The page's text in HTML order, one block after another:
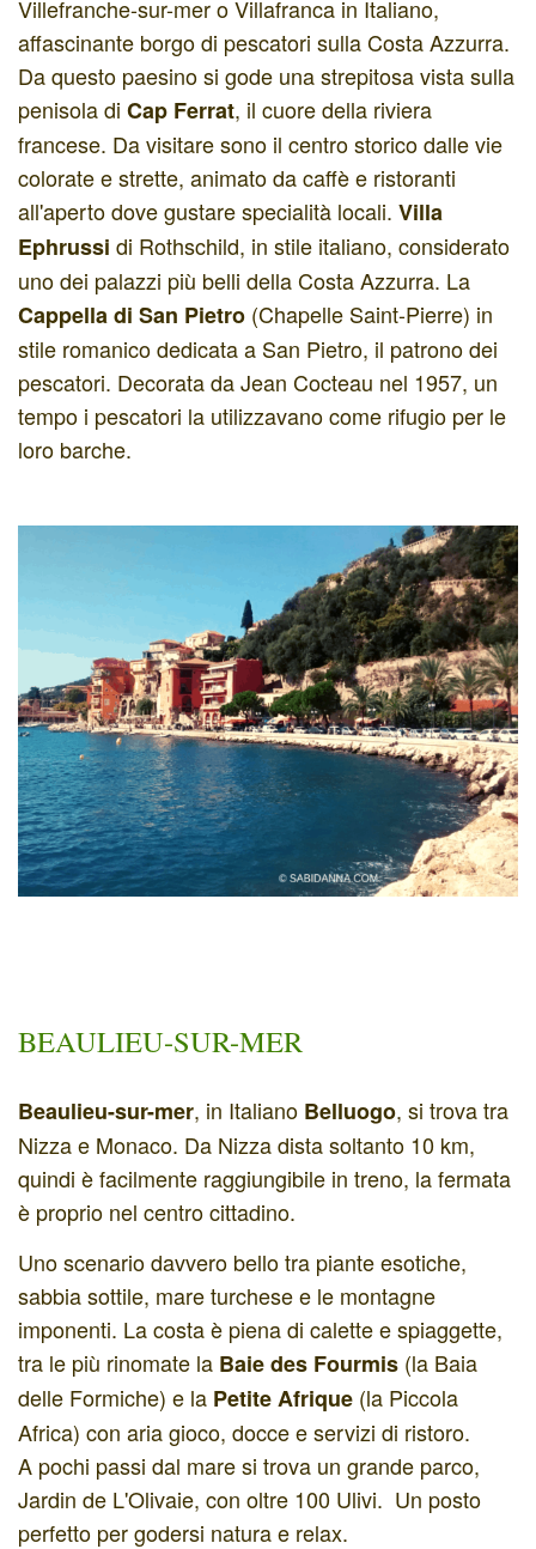
Villefranche-sur-mer o Villafranca in Italiano,
affascinante borgo di pescatori sulla Costa Azzurra.
Da questo paesino si gode una strepitosa vista sulla
penisola di Cap Ferrat, il cuore della riviera
francese. Da visitare sono il centro storico dalle vie
colorate e strette, animato da caffè e ristoranti
all'aperto dove gustare specialità locali. Villa
Ephrussi di Rothschild, in stile italiano, considerato
uno dei palazzi più belli della Costa Azzurra. La
Cappella di San Pietro (Chapelle Saint-Pierre) in
stile romanico dedicata a San Pietro, il patrono dei
pescatori. Decorata da Jean Cocteau nel 1957, un
tempo i pescatori la utilizzavano come rifugio per le
loro barche.
BEAULIEU-SUR-MER
Beaulieu-sur-mer, in Italiano Belluogo, si trova tra
Nizza e Monaco. Da Nizza dista soltanto 10 km,
quindi è facilmente raggiungibile in treno, la fermata
è proprio nel centro cittadino.
Uno scenario davvero bello tra piante esotiche,
sabbia sottile, mare turchese e le montagne
imponenti. La costa è piena di calette e spiaggette,
tra le più rinomate la Baie des Fourmis (la Baia
delle Formiche) e la Petite Afrique (la Piccola
Africa) con aria gioco, docce e servizi di ristoro.
A pochi passi dal mare si trova un grande parco,
Jardin de L'Olivaie, con oltre 100 Ulivi. Un posto
perfetto per godersi natura e relax.